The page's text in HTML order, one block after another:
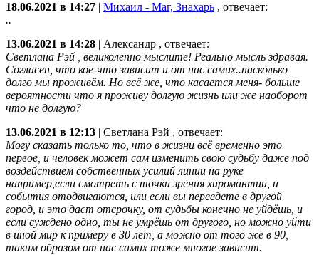
18.06.2021 в 14:27 Михаил - Маг, Знахарь , отвечает:
..
13.06.2021 в 14:28
Александр , отвечает:
Светлана Рэй , великолепно мыслите! Реально мысль здравая.
Согласен, что кое-что зависит и от нас самих..насколько
долго мы проживём. Но всё же, что касается меня- больше
вероятности что я проживу долгую жизнь или же наоборот
что не долгую?
13.06.2021 в 12:13
Светлана Рэй , отвечает:
Могу сказать только то, что в жизни всё временно это
первое, и человек может сам изменить свою судьбу даже под
воздействием собственных усилий линии на руке
например,если смотреть с точки зрения хиромантии, и
события отодвигаются, или если вы переедете в другой
город, и это даст отсрочку, от судьбы конечно не уйдёшь, и
если суждено одно, ты не умрёшь от другого, но можно уйти
в иной мир к примеру в 30 лет, а можно от того же в 90,
таким образом от нас самих тоже многое зависит.